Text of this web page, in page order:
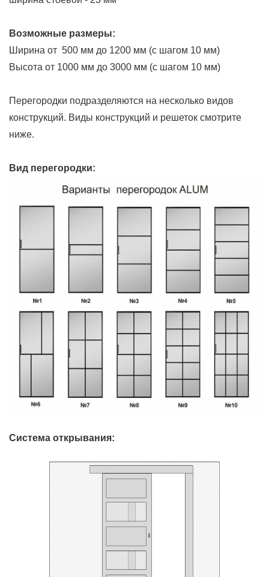
Возможные размеры:
Ширина от 500 мм до 1200 мм (с шагом 10 мм)
Высота от 1000 мм до 3000 мм (с шагом 10 мм)
Перегородки подразделяются на несколько видов
конструкций. Виды конструкций и решеток смотрите
ниже.
Вид перегородки:
Система открывания: